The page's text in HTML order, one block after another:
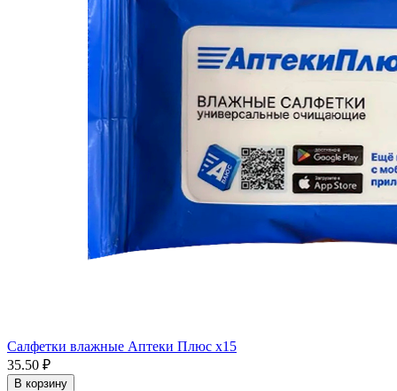
Салфетки влажные Аптеки Плюс x15
35.50 ₽
В корзину